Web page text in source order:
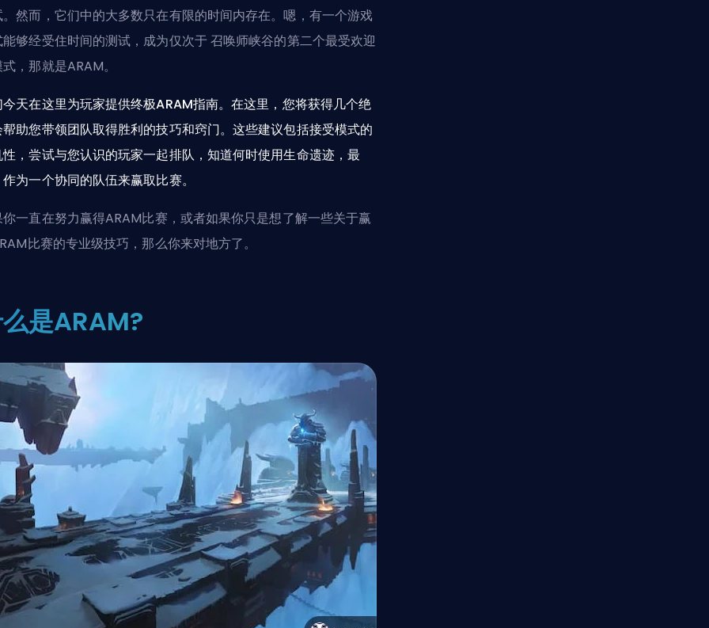
然而，它们中的大多数只在有限的时间内存在。嗯，有一个游戏
够经受住时间的测试，成为仅次于召唤师峡谷的第二个最受欢迎
，那就是ARAM。
天在这里为玩家提供终极ARAM指南。在这里，您将获得几个绝
助您带领团队取得胜利的技巧和窍门。这些建议包括接受模式的
，尝试与您认识的玩家一起排队，知道何时使用生命遗迹，最
为一个协同的队伍来赢取比赛。
一直在努力赢得ARAM比赛，或者如果你只是想了解一些关于赢
比赛的专业级技巧，那么你来对地方了。
是ARAM?